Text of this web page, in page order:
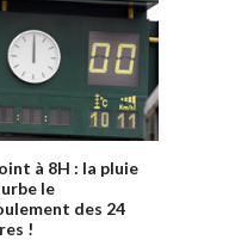
à 8H : la pluie
le
des 24
!